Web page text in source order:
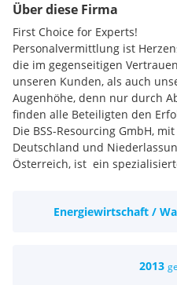
Über diese Firma
First Choice for Experts!
Personalvermittlung ist
die im gegenseitigen
unseren Kunden, als auch
Augenhöhe, denn nur durch
finden alle Beteiligten den
Die BSS-Resourcing GmbH,
Deutschland und
Österreich, ist ein
verfügen wir über
die Möglichkeit auch
Energiewirtschaft /
2013